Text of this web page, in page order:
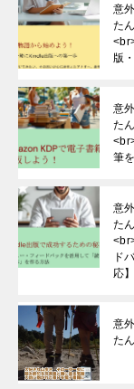
意
た
版
意
た
筆
意
た
ド
応
意
た